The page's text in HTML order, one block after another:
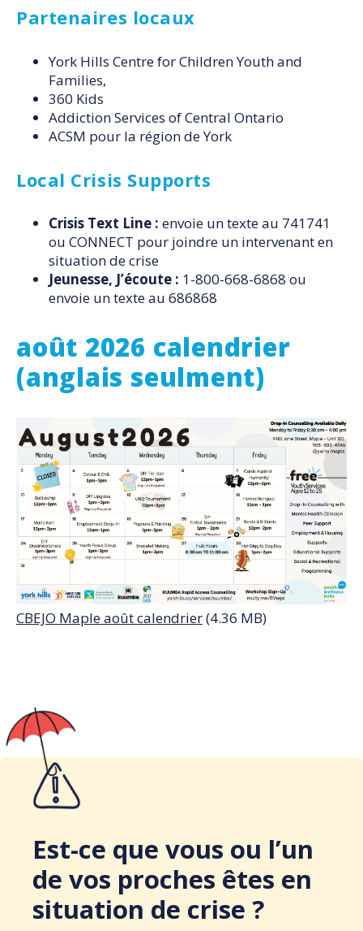
Partenaires locaux
York Hills Centre for Children Youth and
Families,
360 Kids
Addiction Services of Central Ontario
ACSM pour la région de York
Local Crisis Supports
Crisis Text Line : envoie un texte au 741741
ou CONNECT pour joindre un intervenant en
situation de crise
Jeunesse, J’écoute : 1-800-668-6868 ou
envoie un texte au 686868
août 2026 calendrier
(anglais seulment)
CBEJO Maple août calendrier(4.36 MB)
Est-ce que vous ou l’un
de vos proches êtes en
situation de crise ?